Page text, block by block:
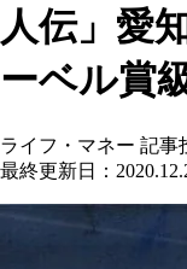
人伝」愛
ーベル賞
ライフ・マネー 記事
最終更新日：